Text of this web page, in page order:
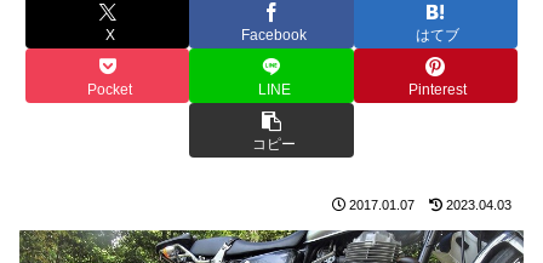
X Facebook はてブ
Pocket LINE Pinterest
コピー
2017.01.07 2023.04.03